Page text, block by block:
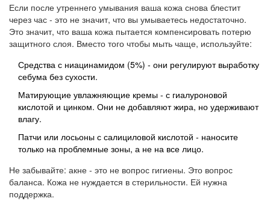
Если после утреннего умывания ваша кожа снова блестит
через час - это не значит, что вы умываетесь недостаточно.
Это значит, что ваша кожа пытается компенсировать потерю
защитного слоя. Вместо того чтобы мыть чаще, используйте:
Средства с ниацинамидом (5%) - они регулируют выработку
себума без сухости.
Матирующие увлажняющие кремы - с гиалуроновой
кислотой и цинком. Они не добавляют жира, но удерживают
влагу.
Патчи или лосьоны с салициловой кислотой - наносите
только на проблемные зоны, а не на все лицо.
Не забывайте: акне - это не вопрос гигиены. Это вопрос
баланса. Кожа не нуждается в стерильности. Ей нужна
поддержка.